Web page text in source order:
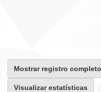
Mostrar registro
Visualizar estatísticas